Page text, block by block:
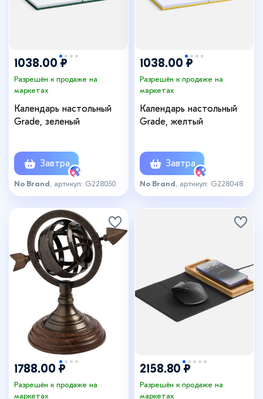
1038.00 ₽
Разрешён к продаже на
маркетах
Календарь настольный
Grade, зеленый
Завтра
No Brand , артикул: G228050
1038.00 ₽
Разрешён к продаже на
маркетах
Календарь настольный
Grade, желтый
Завтра
No Brand , артикул: G228048
1788.00 ₽
Разрешён к продаже на
маркетах
2158.80 ₽
Разрешён к продаже на
маркетах